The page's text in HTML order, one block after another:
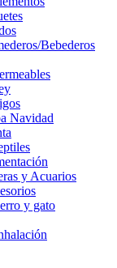
Bebederos
Navidad
y Acuarios
y gato